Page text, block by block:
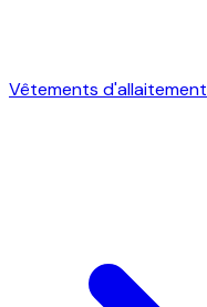
Vêtements d'allaitement